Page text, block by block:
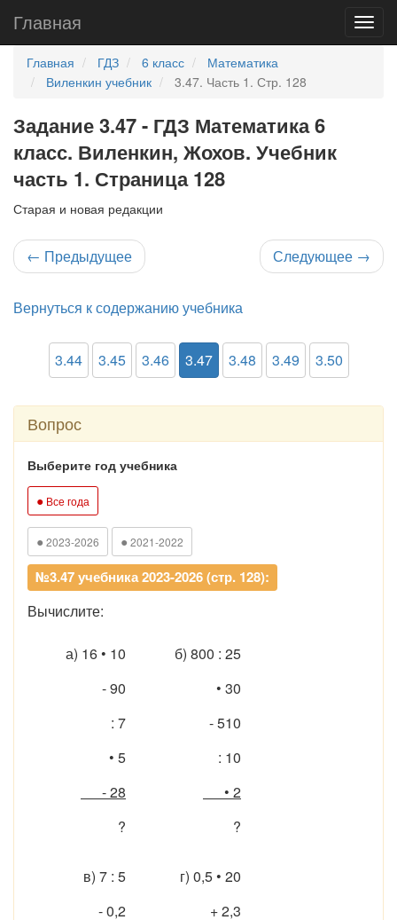
Главная
Главная ГДЗ 6 класс
Математика
Виленкин учебник
3.47. Часть 1. Стр. 128
Задание 3.47 - ГДЗ Математика 6
класс. Виленкин, Жохов. Учебник
часть 1. Страница 128
Старая и новая редакции
← Предыдущее Следующее →
Вернуться к содержанию учебника
3.44 3.45 3.46 3.47 3.48 3.49 3.50
Вопрос
Выберите год учебника
● Все года
● 2023-2026 ● 2021-2022
№3.47 учебника 2023-2026 (стр. 128):
Вычислите:
а) 16 • 10
- 90
: 7
• 5
- 28
?
б) 800 : 25
• 30
- 510
: 10
• 2
?
в) 7 : 5
- 0,2
г) 0,5 • 20
+ 2,3